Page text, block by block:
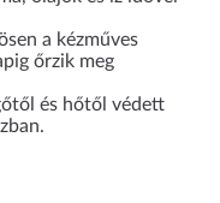
a kézműves
őrzik meg
és hőtől védett